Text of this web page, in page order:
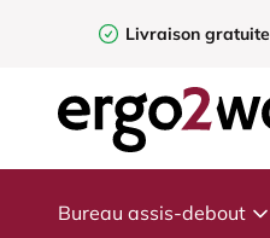
Livraison gratuite
Bureau assis-debout